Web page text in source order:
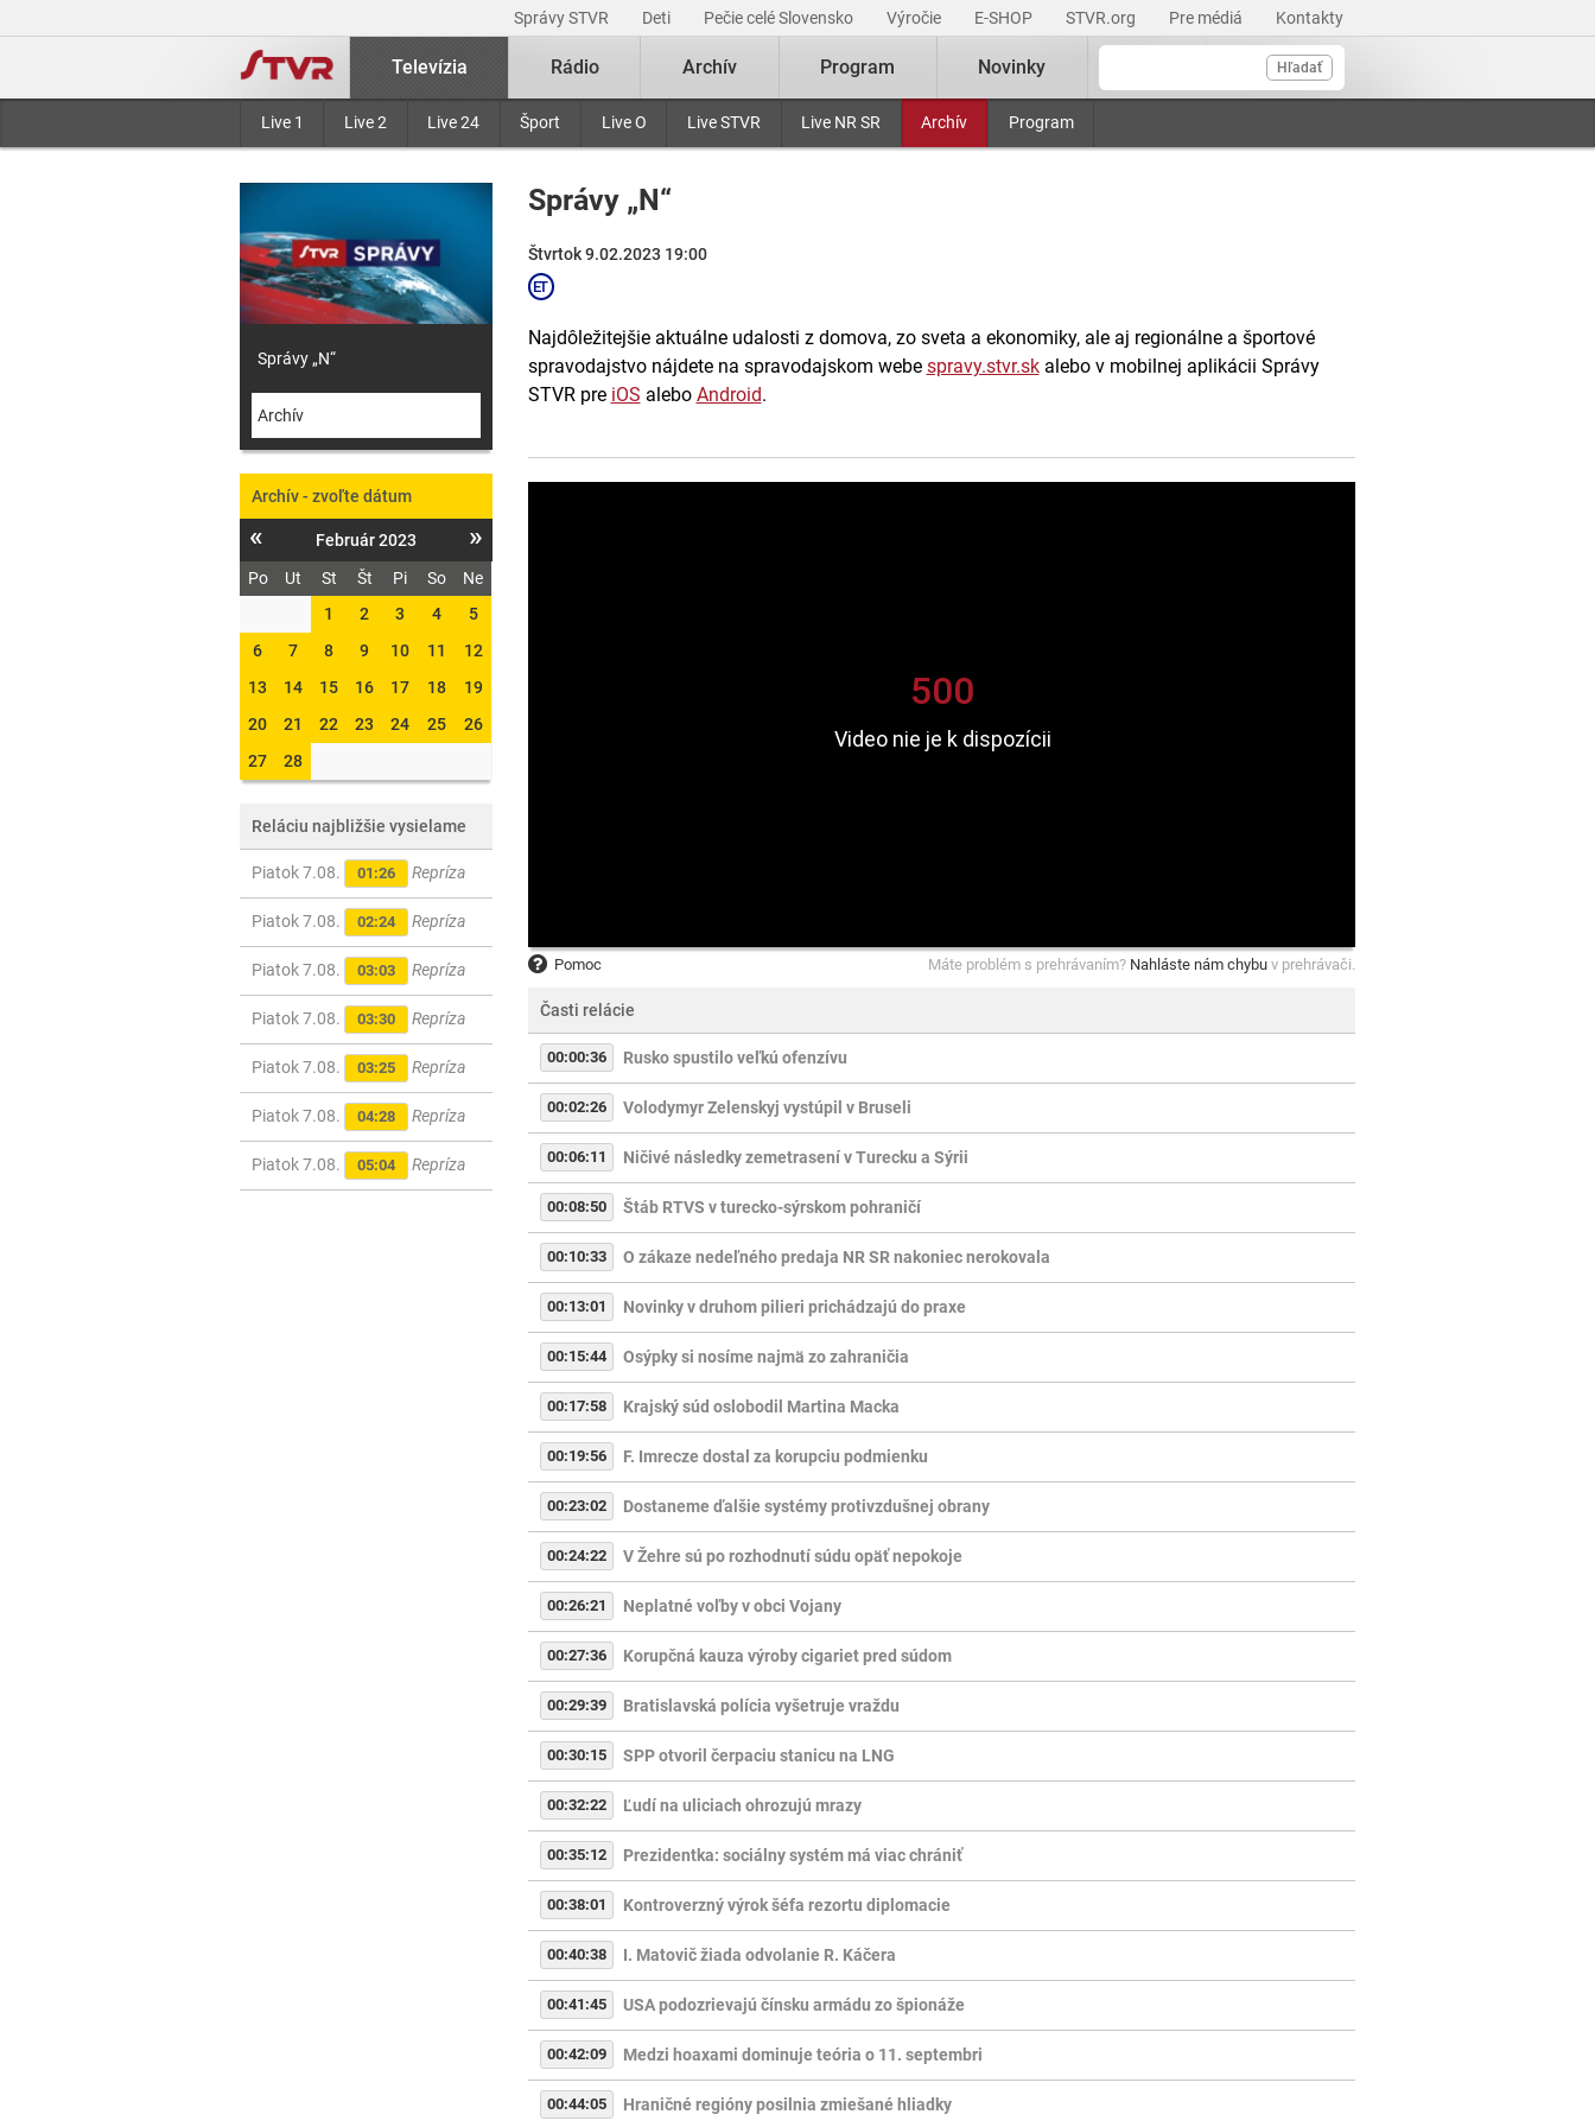
Správy STVR Deti Pečie celé Slovensko Výročie E-SHOP STVR.org Pre médiá Kontakty
Hľadať
Televízia
Live 1 Live 2 Live 24 Šport Live O Live STVR Live NR SR Archív Program
Rádio Archív Program Novinky
Správy „N“
Štvrtok 9.02.2023 19:00
Najdôležitejšie aktuálne udalosti z domova, zo sveta a ekonomiky, ale aj regionálne a športové
spravodajstvo nájdete na spravodajskom webe spravy.stvr.skalebo v mobilnej aplikácii Správy
STVR pre iOS alebo Android.
Pomoc Máte problém s prehrávaním? Nahláste nám chybu v prehrávači.
Časti relácie
00:00:36 Rusko spustilo veľkú ofenzívu
00:02:26 Volodymyr Zelenskyj vystúpil v Bruseli
00:06:11 Ničivé následky zemetrasení v Turecku a Sýrii
00:08:50 Štáb RTVS v turecko-sýrskom pohraničí
00:10:33 O zákaze nedeľného predaja NR SR nakoniec nerokovala
00:13:01 Novinky v druhom pilieri prichádzajú do praxe
00:15:44 Osýpky si nosíme najmä zo zahraničia
00:17:58 Krajský súd oslobodil Martina Macka
00:19:56 F. Imrecze dostal za korupciu podmienku
00:23:02 Dostaneme ďalšie systémy protivzdušnej obrany
00:24:22 V Žehre sú po rozhodnutí súdu opäť nepokoje
00:26:21 Neplatné voľby v obci Vojany
00:27:36 Korupčná kauza výroby cigariet pred súdom
00:29:39 Bratislavská polícia vyšetruje vraždu
00:30:15 SPP otvoril čerpaciu stanicu na LNG
00:32:22 Ľudí na uliciach ohrozujú mrazy
00:35:12 Prezidentka: sociálny systém má viac chrániť
00:38:01 Kontroverzný výrok šéfa rezortu diplomacie
00:40:38 I. Matovič žiada odvolanie R. Káčera
00:41:45 USA podozrievajú čínsku armádu zo špionáže
00:42:09 Medzi hoaxami dominuje teória o 11. septembri
00:44:05 Hraničné regióny posilnia zmiešané hliadky
Správy „N“
Archív
Archív - zvoľte dátum
« Február 2023 »
Po Ut St Št Pi So
Ne
1
2 3 4
5
6
7 8 9 10 11
12
13
14 15 16 17 18
19
20
21 22 23 24 25
26
27
28
Reláciu najbližšie vysielame
Piatok 7.08. 01:26 Repríza
Piatok 7.08. 02:24 Repríza
Piatok 7.08. 03:03 Repríza
Piatok 7.08. 03:30 Repríza
Piatok 7.08. 03:25 Repríza
Piatok 7.08. 04:28 Repríza
Piatok 7.08. 05:04 Repríza